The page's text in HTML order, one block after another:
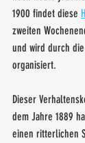
1900 findet diese
zweiten
und wird durch
organisiert.
Dieser
dem Jahre 1889
einen ritterlichen